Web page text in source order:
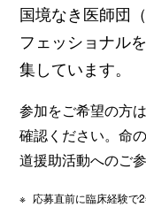
国境なき医師団
フェッショナル
集しています。
参加をご希望の方
確認ください。命
道援助活動へのご
※ 応募直前に臨床経験で